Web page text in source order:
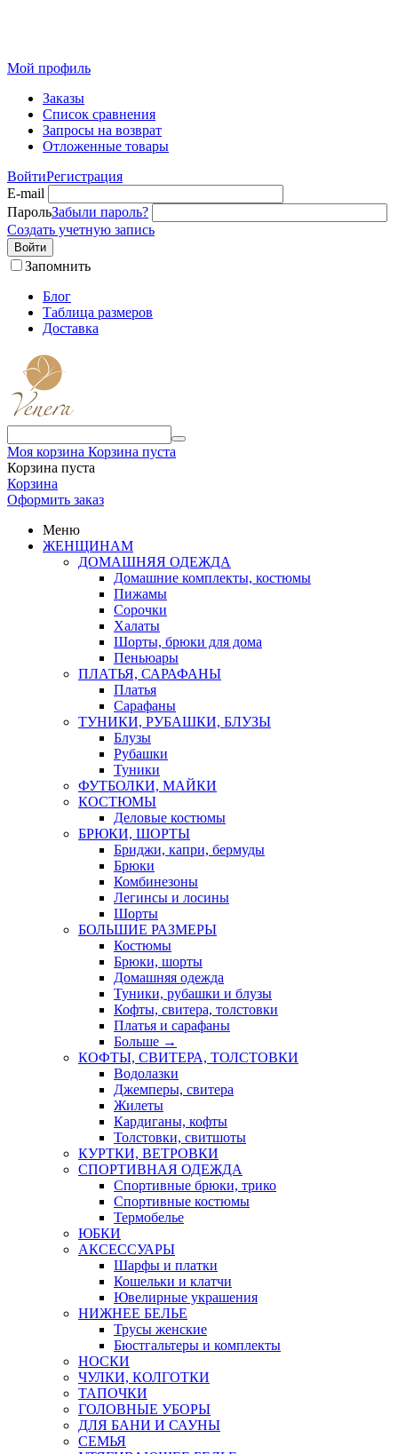
Мой профиль
Заказы
Список сравнения
Запросы на возврат
Отложенные товары
ВойтиРегистрация
E-mail
ПарольЗабыли пароль?
Создать учетную запись
Войти
Запомнить
Блог
Таблица размеров
Доставка
Моя корзина Корзина пуста
Корзина пуста
Корзина
Оформить заказ
Меню
ЖЕНЩИНАМ
ДОМАШНЯЯ ОДЕЖДА
Домашние комплекты, костюмы
Пижамы
Сорочки
Халаты
Шорты, брюки для дома
Пеньюары
ПЛАТЬЯ, САРАФАНЫ
Платья
Сарафаны
ТУНИКИ, РУБАШКИ, БЛУЗЫ
Блузы
Рубашки
Туники
ФУТБОЛКИ, МАЙКИ
КОСТЮМЫ
Деловые костюмы
БРЮКИ, ШОРТЫ
Бриджи, капри, бермуды
Брюки
Комбинезоны
Легинсы и лосины
Шорты
БОЛЬШИЕ РАЗМЕРЫ
Костюмы
Брюки, шорты
Домашняя одежда
Туники, рубашки и блузы
Кофты, свитера, толстовки
Платья и сарафаны
Больше →
КОФТЫ, СВИТЕРА, ТОЛСТОВКИ
Водолазки
Джемперы, свитера
Жилеты
Кардиганы, кофты
Толстовки, свитшоты
КУРТКИ, ВЕТРОВКИ
СПОРТИВНАЯ ОДЕЖДА
Спортивные брюки, трико
Спортивные костюмы
Термобелье
ЮБКИ
AКСЕССУАРЫ
Шарфы и платки
Кошельки и клатчи
Ювелирные украшения
НИЖНЕЕ БЕЛЬЕ
Трусы женские
Бюстгальтеры и комплекты
НОСКИ
ЧУЛКИ, КОЛГОТКИ
ТАПОЧКИ
ГОЛОВНЫЕ УБОРЫ
ДЛЯ БАНИ И САУНЫ
СЕМЬЯ